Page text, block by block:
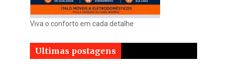
Viva o conforto em cada detalhe
Ultimas postagens